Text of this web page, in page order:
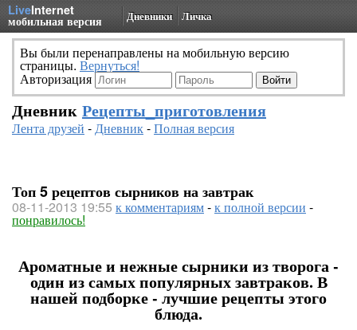
LiveInternet
мобильная версия Дневники Личка
Вы были перенаправлены на мобильную версию
страницы. Вернуться!
Авторизация
Дневник Рецепты_приготовления
Лента друзей -Дневник-Полная версия
Топ 5 рецептов сырников на завтрак
08-11-2013 19:55 к комментариям-к полной версии -
понравилось!
Ароматные и нежные сырники из творога -
один из самых популярных завтраков. В
нашей подборке - лучшие рецепты этого
блюда.